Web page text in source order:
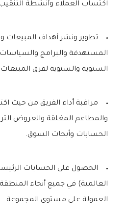
اكتساب العملاء وأنشطة
تطوير ونشر أهداف المبيعات
المستهدفة والبرامج والسياسات
السنوية والسنوية لفرق
مراقبة أداء الفريق من حيث
والمطاعم المغلقة والعروض
الحسابات وأبحاث السوق.
الحصول على الحسابات
العالمية) في جميع أنحاء
العمولة على مستوى المجموعة.